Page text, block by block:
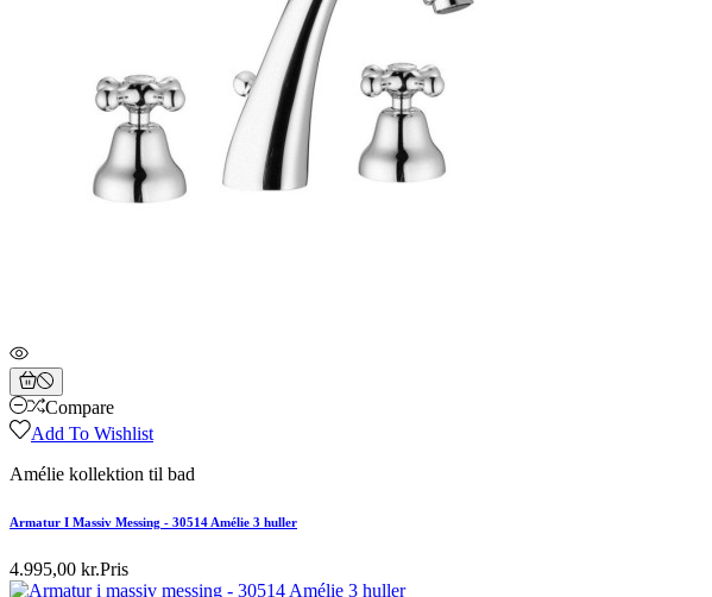
Compare
Add To Wishlist
Amélie kollektion til bad
Armatur I Massiv Messing - 30514 Amélie 3 huller
4.995,00 kr.Pris